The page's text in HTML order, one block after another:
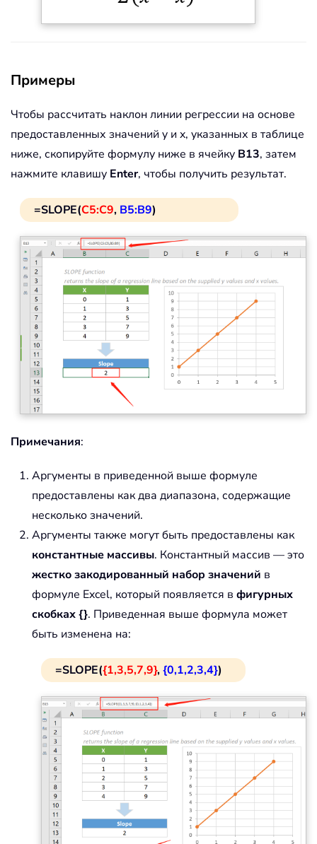
Примеры
Чтобы рассчитать наклон линии регрессии на основе
предоставленных значений y и x, указанных в таблице
ниже, скопируйте формулу ниже в ячейку B13, затем
нажмите клавишу Enter, чтобы получить результат.
=SLOPE(C5:C9, B5:B9)
Примечания:
Аргументы в приведенной выше формуле
предоставлены как два диапазона, содержащие
несколько значений.
Аргументы также могут быть предоставлены как
константные массивы. Константный массив — это
жестко закодированный набор значений в
формуле Excel, который появляется в фигурных
скобках {}. Приведенная выше формула может
быть изменена на:
=SLOPE({1,3,5,7,9},{0,1,2,3,4})